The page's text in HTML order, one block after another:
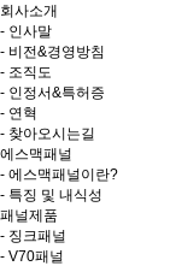
회사소개
- 인사말
- 비전&경영방침
- 조직도
- 인정서&특허증
- 연혁
- 찾아오시는길
에스맥패널
- 에스맥패널이란?
- 특징 및 내식성
패널제품
- 징크패널
- V70패널